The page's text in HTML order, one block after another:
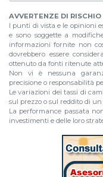
AVVERTENZE DI RISCHIO
I punti di vista e le opinioni
e sono soggette a
informazioni fornite non
dovrebbero essere
ottenuto da fonti ritenute
Non vi è nessuna
precisione o responsabilità
Le variazioni dei tassi di
sul prezzo o sul reddito di un
La performance passata
investimenti e delle loro